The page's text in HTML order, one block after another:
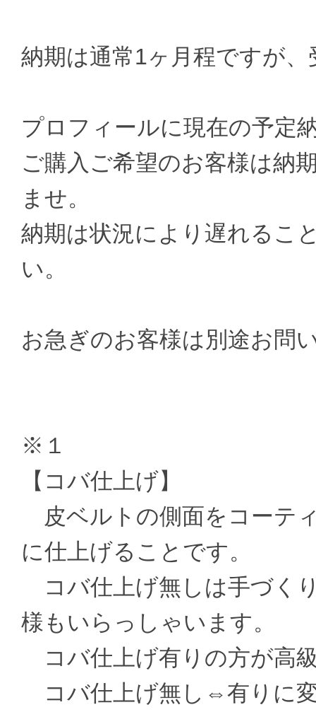
納期は通常1ヶ月程ですが
プロフィールに現在の予定
ご購入ご希望のお客様は納
ませ。
納期は状況により遅れるこ
い。
お急ぎのお客様は別途お問
※１
【コバ仕上げ】
皮ベルトの側面をコーテ
に仕上げることです。
コバ仕上げ無しは手づく
様もいらっしゃいます。
コバ仕上げ有りの方が高
コバ仕上げ無し⇔有りに